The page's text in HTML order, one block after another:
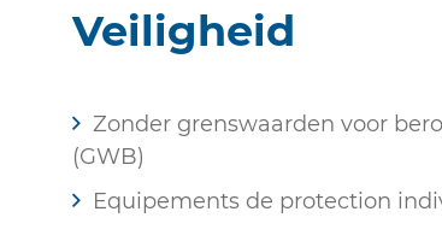
Veiligheid
Zonder grenswaarden voor
(GWB)
Equipements de protection